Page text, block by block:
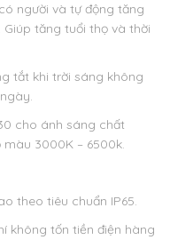
người và tự động tăng
tăng tuổi thọ và thời
tắt khi trời sáng không
cho ánh sáng chất
3000K – 6500k.
theo tiêu chuẩn IP65.
không tốn tiền điện hàng